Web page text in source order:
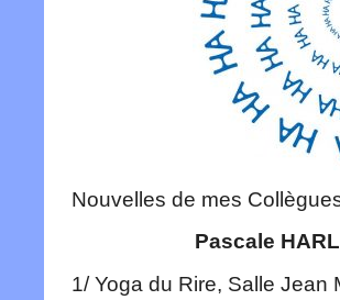
Nouvelles de mes
Pascale
1/ Yoga du Rire, Salle Jean